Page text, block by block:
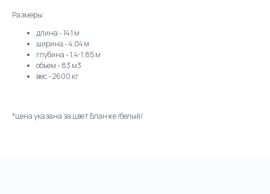
Размеры:
длина - 14,1 м
ширина - 4,04 м
глубина - 1,4-1,85 м
объем - 83 м3
вес - 2600 кг
*цена указана за цвет Бланже /белый/